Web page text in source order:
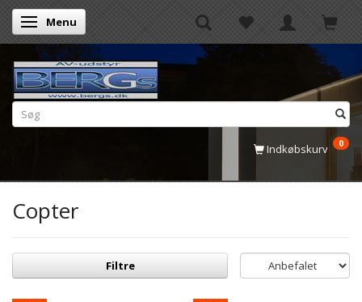
Skifte navigation
Menu
Indkøbskurv 0
Copter
Filtre